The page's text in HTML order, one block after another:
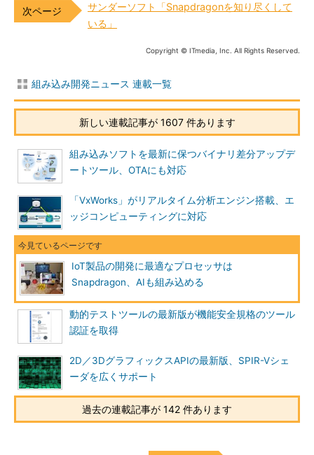
サンダーソフト「Snapdragonを知り尽くして
いる」
Copyright © ITmedia, Inc. All Rights Reserved.
組み込み開発ニュース 連載一覧
新しい連載記事が 1607 件あります
組み込みソフトを最新に保つバイナリ差分アップデ
ートツール、OTAにも対応
「VxWorks」がリアルタイム分析エンジン搭載、エ
ッジコンピューティングに対応
IoT製品の開発に最適なプロセッサは
Snapdragon、AIも組み込める
動的テストツールの最新版が機能安全規格のツール
認証を取得
2D／3DグラフィックスAPIの最新版、SPIR-Vシェ
ーダを広くサポート
過去の連載記事が 142 件あります